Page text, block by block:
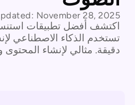
November 28, 2025
اكتشف أفضل تطبيقات
تستخدم الذكاء الاصطناعي
دقيقة. مثالي لإنشاء المحتوى